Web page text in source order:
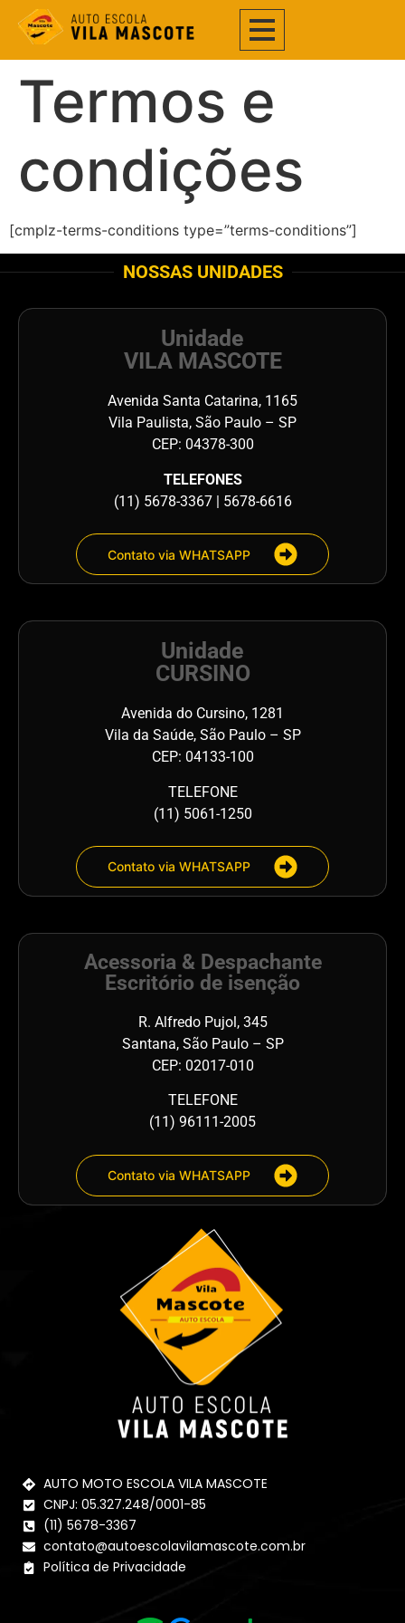
Termos e
condições
[cmplz-terms-conditions type=”terms-conditions”]
NOSSAS UNIDADES
Unidade
VILA MASCOTE
Avenida Santa Catarina, 1165
Vila Paulista, São Paulo – SP
CEP: 04378-300
TELEFONES
(11) 5678-3367 | 5678-6616
Contato via WHATSAPP
Unidade
CURSINO
Avenida do Cursino, 1281
Vila da Saúde, São Paulo – SP
CEP: 04133-100
TELEFONE
(11) 5061-1250
Contato via WHATSAPP
Acessoria & Despachante
Escritório de isenção
R. Alfredo Pujol, 345
Santana, São Paulo – SP
CEP: 02017-010
TELEFONE
(11) 96111-2005
Contato via WHATSAPP
AUTO MOTO ESCOLA VILA MASCOTE
CNPJ: 05.327.248/0001-85
(11) 5678-3367
contato@autoescolavilamascote.com.br
Política de Privacidade